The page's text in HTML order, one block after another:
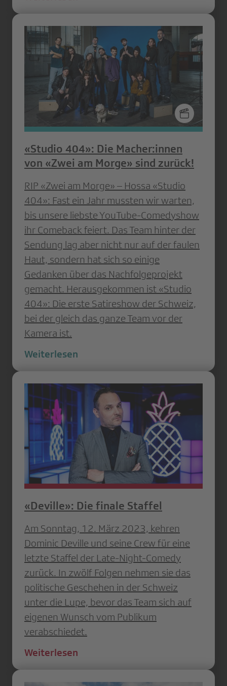
«Studio 404»: Die Macher:innen
von «Zwei am Morge» sind zurück!
RIP «Zwei am Morge» – Hossa «Studio
404»: Fast ein Jahr mussten wir warten,
bis unsere liebste YouTube-Comedyshow
ihr Comeback feiert. Das Team hinter der
Sendung lag aber nicht nur auf der faulen
Haut, sondern hat sich so einige
Gedanken über das Nachfolgeprojekt
gemacht. Herausgekommen ist «Studio
404»: Die erste Satireshow der Schweiz,
bei der gleich das ganze Team vor der
Kamera ist.
Weiterlesen
«Deville»: Die finale Staffel
Am Sonntag, 12. März 2023, kehren
Dominic Deville und seine Crew für eine
letzte Staffel der Late-Night-Comedy
zurück. In zwölf Folgen nehmen sie das
politische Geschehen in der Schweiz
unter die Lupe, bevor das Team sich auf
eigenen Wunsch vom Publikum
verabschiedet.
Weiterlesen